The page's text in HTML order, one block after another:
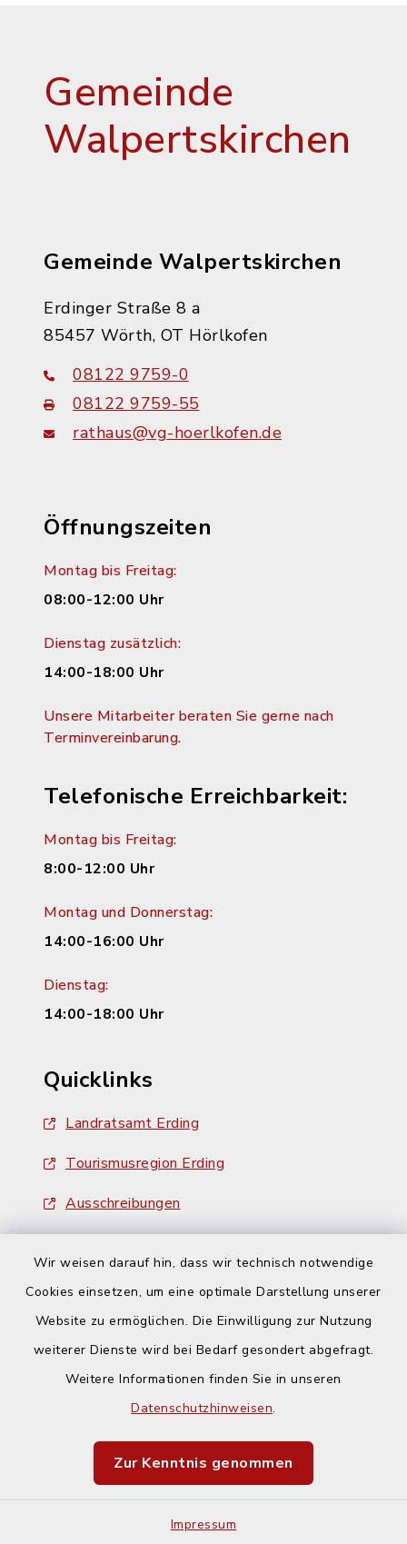
Wir weisen darauf hin, dass wir technisch notwendige
Cookies einsetzen, um eine optimale Darstellung unserer
Website zu ermöglichen. Die Einwilligung zur Nutzung
weiterer Dienste wird bei Bedarf gesondert abgefragt.
Weitere Informationen finden Sie in unseren
Datenschutzhinweisen.
Zur Kenntnis genommen
Impressum
Gemeinde
Walpertskirchen
Gemeinde Walpertskirchen
Erdinger Straße 8 a
85457 Wörth, OT Hörlkofen
08122 9759-0
08122 9759-55
rathaus@vg-hoerlkofen.de
Öffnungszeiten
Montag bis Freitag:
08:00-12:00 Uhr
Dienstag zusätzlich:
14:00-18:00 Uhr
Unsere Mitarbeiter beraten Sie gerne nach
Terminvereinbarung.
Telefonische Erreichbarkeit:
Montag bis Freitag:
8:00-12:00 Uhr
Montag und Donnerstag:
14:00-16:00 Uhr
Dienstag:
14:00-18:00 Uhr
Quicklinks
Landratsamt Erding
Tourismusregion Erding
Ausschreibungen
Barrierefreiheit
Impressum
Sitemap